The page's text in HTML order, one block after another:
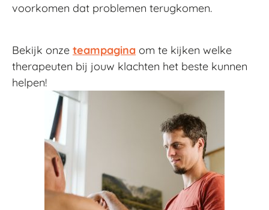
voorkomen dat problemen terugkomen.
Bekijk onze teampagina om te kijken welke
therapeuten bij jouw klachten het beste kunnen
helpen!